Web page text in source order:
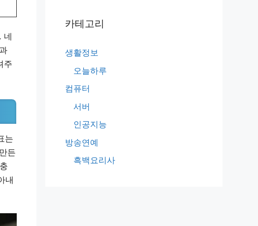
네
주
는
든
내
카테고리
생활정보
오늘하루
컴퓨터
서버
인공지능
방송연예
흑백요리사